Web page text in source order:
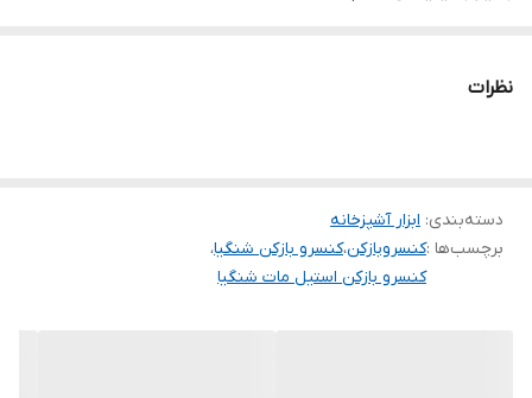
نظرات
دسته‌بندی: ابزار آشپزخانه
برچسب‌ها :کنسروبازکن،کنسرو بازکن شنگیا،
کنسرو بازکن استیل مات شنگیا